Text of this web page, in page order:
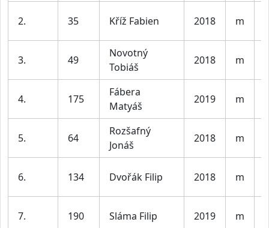
2. 35 Kříž Fabien 2018 m
3. 49
Novotný
Tobiáš
2018 m
4. 175
Fábera
Matyáš
2019 m
5. 64
Rozšafný
Jonáš
2018 m
6. 134 Dvořák Filip 2018 m
7. 190 Sláma Filip 2019 m